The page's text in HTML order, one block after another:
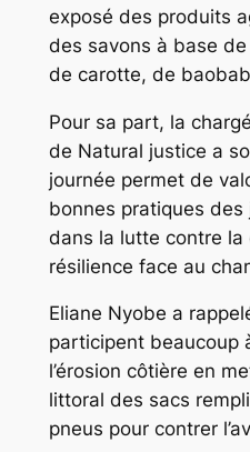
exposé des produits
des savons à base
de carotte, de
Pour sa part, la
de Natural justice a
journée permet de
bonnes pratiques
dans la lutte contre
résilience face au
Eliane Nyobe a
participent beaucoup
l’érosion côtière en
littoral des sacs
pneus pour contrer